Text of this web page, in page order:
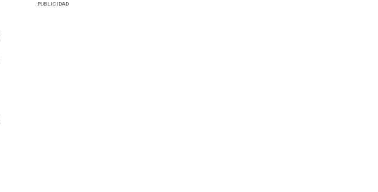
PUBLICIDAD